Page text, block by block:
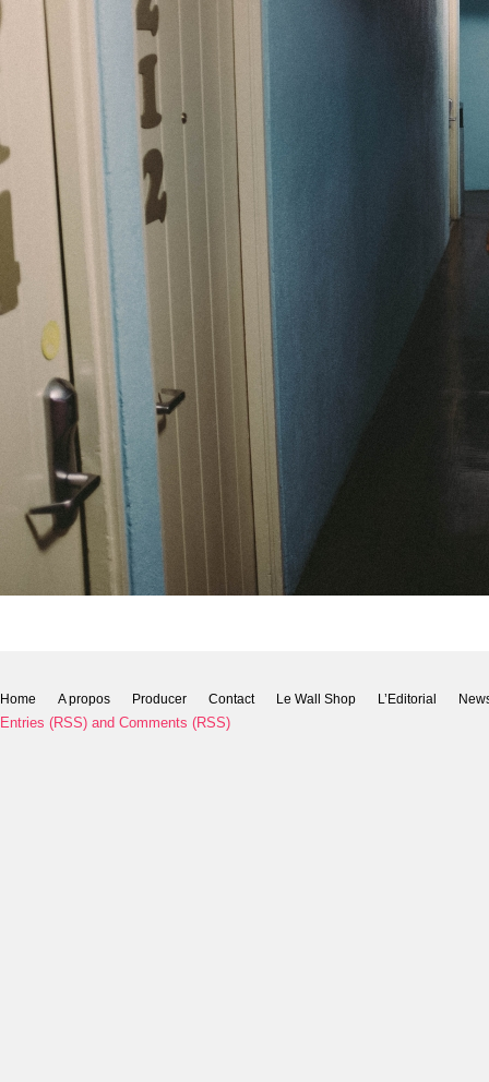
Home A propos Producer Contact Le Wall Shop L’Editorial
Entries (RSS) and Comments (RSS)